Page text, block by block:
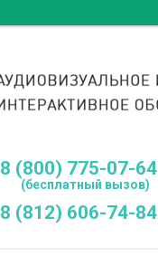
8 (800) 775-07-64
(бесплатный вызов)
8 (812) 606-74-84